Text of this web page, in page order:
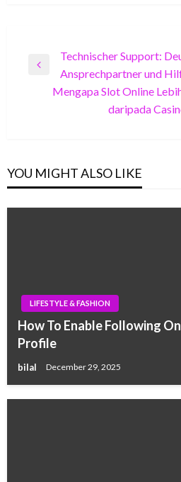
navigation
Previous
Technischer Support:
Ansprechpartner und
Mengapa Slot Online
daripada
YOU MIGHT ALSO LIKE
LIFESTYLE & FASHION
How To Enable Following
Profile
bilal December 29, 2025